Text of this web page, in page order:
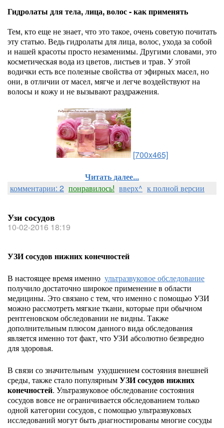
Гидролаты для тела, лица, волос - как применять
Тем, кто еще не знает, что это такое, очень советую почитать
эту статью. Ведь гидролаты для лица, волос, ухода за собой
и нашей красоты просто незаменимы. Другими словами, это
косметическая вода из цветов, листьев и трав. У этой
водички есть все полезные свойства от эфирных масел, но
они, в отличии от масел, мягче и легче воздействуют на
волосы и кожу и не вызывают раздражения.
[700x465]
Читать далее...
комментарии: 2 понравилось! вверх^ к полной версии
Узи сосудов
10-02-2016 18:19
УЗИ сосудов нижних конечностей
В настоящее время именно ультразвуковое обследование
получило достаточно широкое применение в области
медицины. Это связано с тем, что именно с помощью УЗИ
можно рассмотреть мягкие ткани, которые при обычном
рентгеновском обследовании не видны. Также
дополнительным плюсом данного вида обследования
является именно тот факт, что УЗИ абсолютно безвредно
для здоровья.
В связи со значительным ухудшением состояния внешней
среды, также стало популярнымУЗИ сосудов нижних
конечностей. Ультразвуковое обследование состояния
сосудов вовсе не ограничивается обследованием только
одной категории сосудов, с помощью ультразвуковых
исследований могут быть диагностированы многие сосуды